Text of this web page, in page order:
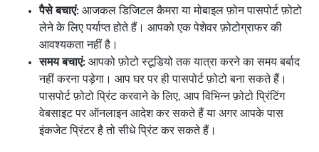
पैसे बचाएं: आजकल डिजिटल कैमरा या मोबाइल फ़ोन पासपोर्ट फ़ोटो
लेने के लिए पर्याप्त होते हैं। आपको एक पेशेवर फ़ोटोग्राफर की
आवश्यकता नहीं है।
समय बचाएं: आपको फ़ोटो स्टूडियो तक यात्रा करने का समय बर्बाद
नहीं करना पड़ेगा। आप घर पर ही पासपोर्ट फ़ोटो बना सकते हैं।
पासपोर्ट फ़ोटो प्रिंट करवाने के लिए, आप विभिन्न फ़ोटो प्रिंटिंग
वेबसाइट पर ऑनलाइन आदेश कर सकते हैं या अगर आपके पास
इंकजेट प्रिंटर है तो सीधे प्रिंट कर सकते हैं।